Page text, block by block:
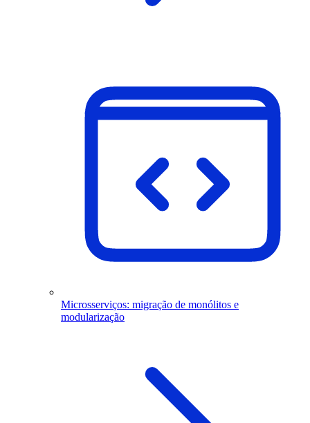
Microsserviços: migração de monólitos e
modularização